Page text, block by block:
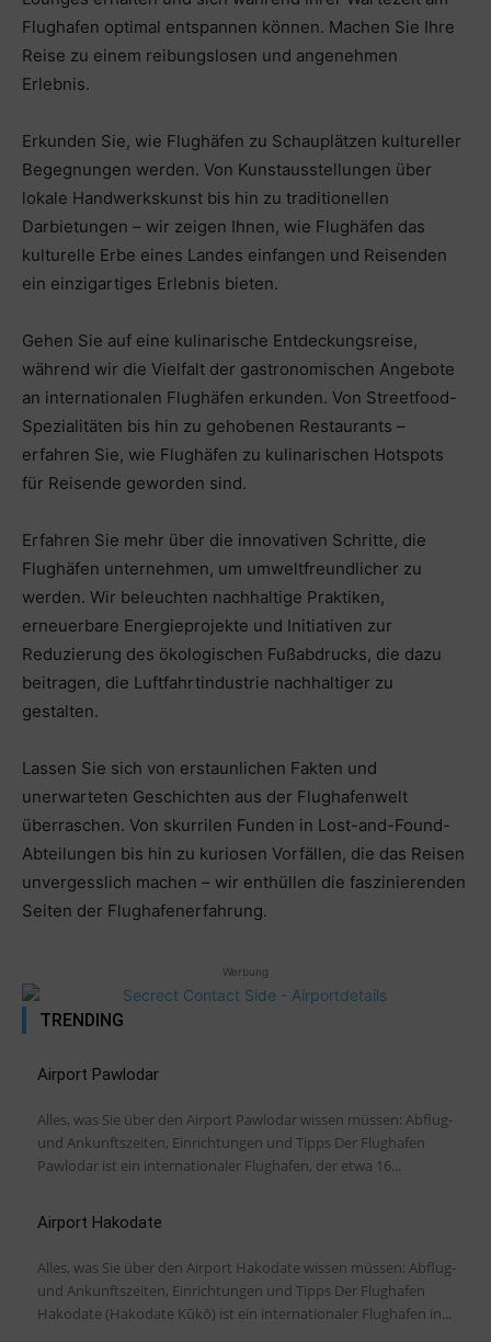
Flughafen optimal entspannen können. Machen Sie Ihre
Reise zu einem reibungslosen und angenehmen
Erlebnis.
Erkunden Sie, wie Flughäfen zu Schauplätzen kultureller
Begegnungen werden. Von Kunstausstellungen über
lokale Handwerkskunst bis hin zu traditionellen
Darbietungen – wir zeigen Ihnen, wie Flughäfen das
kulturelle Erbe eines Landes einfangen und Reisenden
ein einzigartiges Erlebnis bieten.
Gehen Sie auf eine kulinarische Entdeckungsreise,
während wir die Vielfalt der gastronomischen Angebote
an internationalen Flughäfen erkunden. Von Streetfood-
Spezialitäten bis hin zu gehobenen Restaurants –
erfahren Sie, wie Flughäfen zu kulinarischen Hotspots
für Reisende geworden sind.
Erfahren Sie mehr über die innovativen Schritte, die
Flughäfen unternehmen, um umweltfreundlicher zu
werden. Wir beleuchten nachhaltige Praktiken,
erneuerbare Energieprojekte und Initiativen zur
Reduzierung des ökologischen Fußabdrucks, die dazu
beitragen, die Luftfahrtindustrie nachhaltiger zu
gestalten.
Lassen Sie sich von erstaunlichen Fakten und
unerwarteten Geschichten aus der Flughafenwelt
überraschen. Von skurrilen Funden in Lost-and-Found-
Abteilungen bis hin zu kuriosen Vorfällen, die das Reisen
unvergesslich machen – wir enthüllen die faszinierenden
Seiten der Flughafenerfahrung.
Werbung
TRENDING
Airport Pawlodar
Alles, was Sie über den Airport Pawlodar wissen müssen: Abflug-
und Ankunftszeiten, Einrichtungen und Tipps Der Flughafen
Pawlodar ist ein internationaler Flughafen, der etwa 16...
Airport Hakodate
Alles, was Sie über den Airport Hakodate wissen müssen: Abflug-
und Ankunftszeiten, Einrichtungen und Tipps Der Flughafen
Hakodate (Hakodate Kūkō) ist ein internationaler Flughafen in...